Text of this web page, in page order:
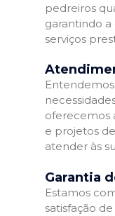
pedreiros
garantindo a
serviços
oferecemos
e projetos
atender às
Garantia
Estamos
satisfação